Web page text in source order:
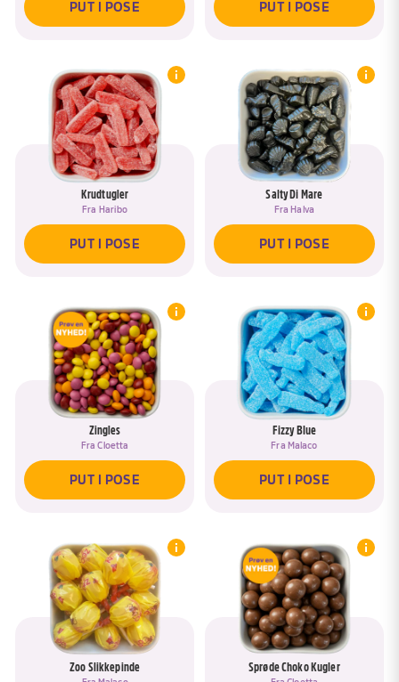
PUT I POSE PUT I POSE
Krudtugler
Fra Haribo
PUT I POSE
Salty Di Mare
Fra Halva
PUT I POSE
Zingles
FraCloetta
PUT I POSE
Fizzy Blue
Fra Malaco
PUT I POSE
Zoo Slikkepinde Sprøde Choko Kugler